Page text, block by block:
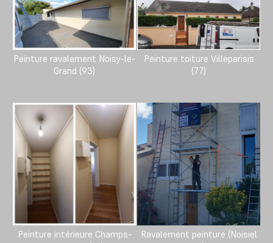
Peinture ravalement Noisy-le-
Grand (93)
Peinture toiture Villeparisis
(77)
Peinture intérieure Champs-
Ravalement peinture (Noisiel